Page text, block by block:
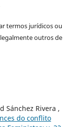
termos jurídicos ou
outros de
Sánchez Rivera ,
do conflito